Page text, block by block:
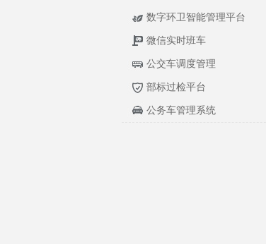
数字环卫智能管理平台
微信实时班车
公交车调度管理
部标过检平台
公务车管理系统